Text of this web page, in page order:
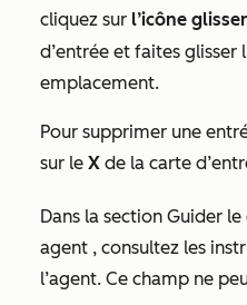
cliquez sur l’icône
d’entrée et faites glisser
emplacement.
Pour supprimer une
sur le X de la carte
Dans la section Guider
agent , consultez les
l’agent. Ce champ ne